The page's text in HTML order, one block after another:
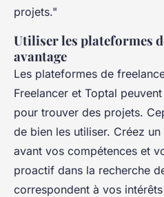
projets."
Utiliser les plateformes
avantage
Les plateformes de
Freelancer et Toptal
pour trouver des projets.
de bien les utiliser. Créez
avant vos compétences et
proactif dans la recherche
correspondent à vos